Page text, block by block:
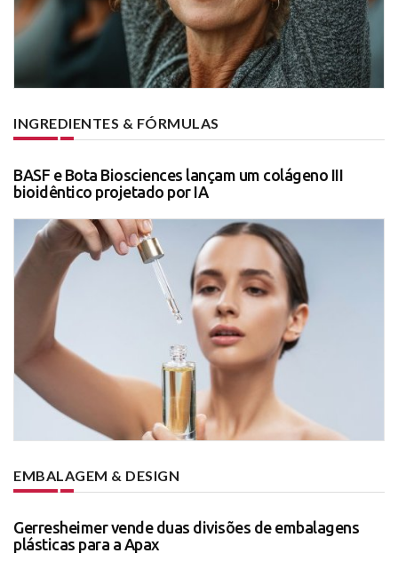
INGREDIENTES & FÓRMULAS
BASF e Bota Biosciences lançam um colágeno III
bioidêntico projetado por IA
EMBALAGEM & DESIGN
Gerresheimer vende duas divisões de embalagens
plásticas para a Apax